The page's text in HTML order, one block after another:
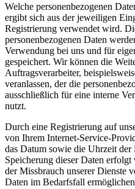
Welche personenbezogenen
ergibt sich aus der jeweiligen
Registrierung verwendet wird.
personenbezogenen Daten
Verwendung bei uns und für
gespeichert. Wir können die
Auftragsverarbeiter,
veranlassen, der die
ausschließlich für eine interne
nutzt.
Durch eine Registrierung auf
von Ihrem Internet-Service-
das Datum sowie die Uhrzeit
Speicherung dieser Daten
der Missbrauch unserer Dienste
Daten im Bedarfsfall